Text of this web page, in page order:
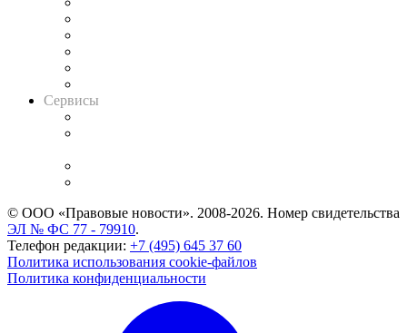
Сервисы
© ООО «Правовые новости». 2008-2026. Номер свидетельства
ЭЛ № ФС 77 - 79910.
Телефон редакции: +7 (495) 645 37 60
Политика использования cookie-файлов
Политика конфиденциальности